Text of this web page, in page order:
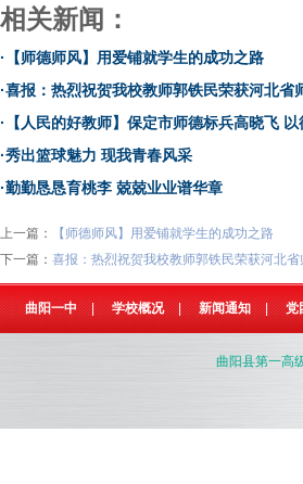
相关新闻：
·
【师德师风】用爱铺就学生的成功之路
·喜报：热烈祝贺我校教师郭铁民荣获河北省
·
【人民的好教师】保定市师德标兵高晓飞
·秀出篮球魅力 现我青春风采
·勤勤恳恳育桃李 兢兢业业谱华章
上一篇：
【师德师风】用爱铺就学生的成功之路
下一篇： 喜报：热烈祝贺我校教师郭铁民荣获河北省
曲阳一中 | 学校概况 | 新闻通知 | 党
曲阳县第一高